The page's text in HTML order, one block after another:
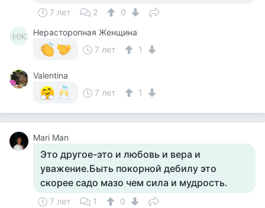
7 лет 2 0
НЖ
Нерасторопная Женщина
7 лет
1
Valentina
7 лет
1
Mari Man
Это другое-это и любовь и вера и
уважение.Быть покорной дебилу это
скорее садо мазо чем сила и мудрость.
7 лет 1 0